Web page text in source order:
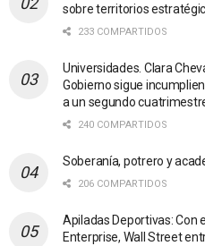
sobre territorios
233 COMPARTIDOS
Universidades. Clara
Gobierno sigue
a un segundo
240 COMPARTIDOS
Soberanía, potrero y
206 COMPARTIDOS
Apiladas Deportivas: Con
Enterprise, Wall Street